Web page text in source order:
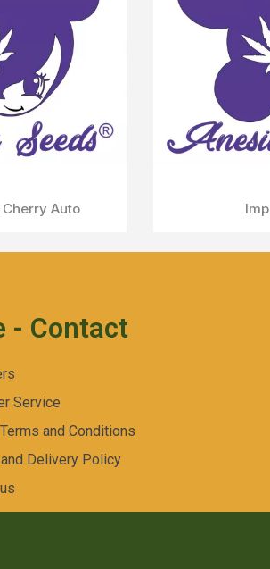
Rapide
1
- Contact
Service
and Conditions
and Delivery Policy